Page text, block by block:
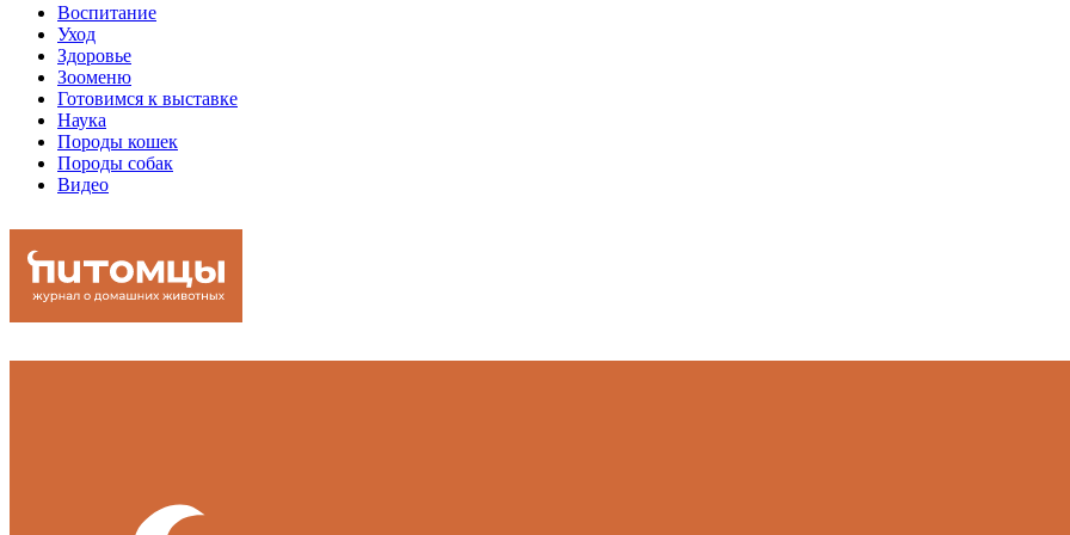
Воспитание
Уход
Здоровье
Зооменю
Готовимся к выставке
Наука
Породы кошек
Породы собак
Видео